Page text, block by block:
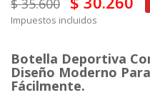
Impuestos incluidos
Botella Deportiva
Diseño Moderno
Fácilmente.